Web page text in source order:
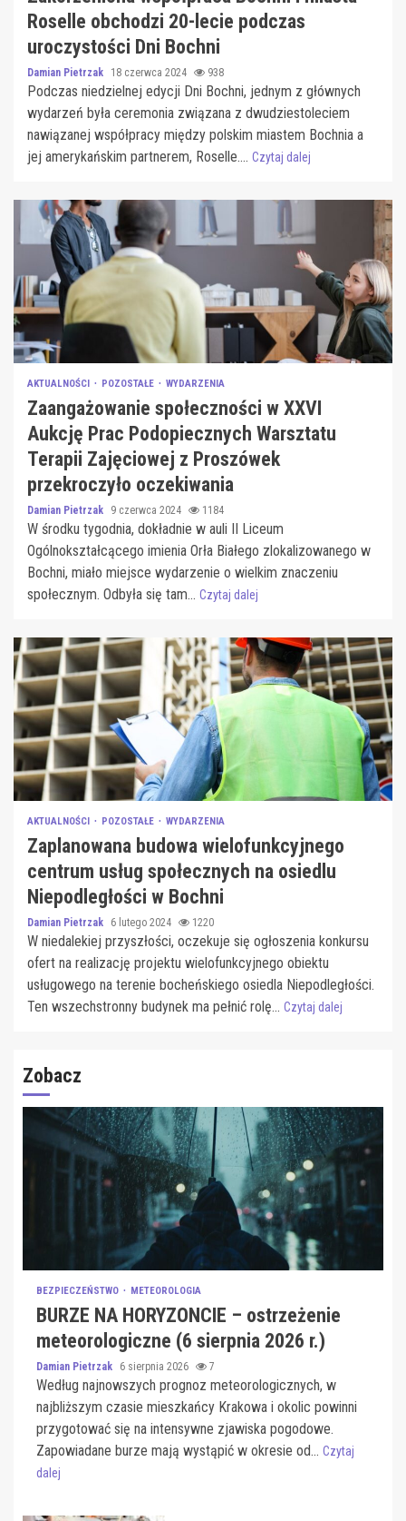
Roselle obchodzi 20-lecie podczas
uroczystości Dni Bochni
Damian Pietrzak 18 czerwca 2024 938
Podczas niedzielnej edycji Dni Bochni, jednym z głównych
wydarzeń była ceremonia związana z dwudziestoleciem
nawiązanej współpracy między polskim miastem Bochnia a
jej amerykańskim partnerem, Roselle.... Czytaj dalej
AKTUALNOŚCI POZOSTAŁE WYDARZENIA
Zaangażowanie społeczności w XXVI
Aukcję Prac Podopiecznych Warsztatu
Terapii Zajęciowej z Proszówek
przekroczyło oczekiwania
Damian Pietrzak 9 czerwca 2024 1184
W środku tygodnia, dokładnie w auli II Liceum
Ogólnokształcącego imienia Orła Białego zlokalizowanego w
Bochni, miało miejsce wydarzenie o wielkim znaczeniu
społecznym. Odbyła się tam... Czytaj dalej
AKTUALNOŚCI POZOSTAŁE WYDARZENIA
Zaplanowana budowa wielofunkcyjnego
centrum usług społecznych na osiedlu
Niepodległości w Bochni
Damian Pietrzak 6 lutego 2024 1220
W niedalekiej przyszłości, oczekuje się ogłoszenia konkursu
ofert na realizację projektu wielofunkcyjnego obiektu
usługowego na terenie bocheńskiego osiedla Niepodległości.
Ten wszechstronny budynek ma pełnić rolę... Czytaj dalej
Zobacz
BEZPIECZEŃSTWO METEOROLOGIA
BURZE NA HORYZONCIE – ostrzeżenie
meteorologiczne (6 sierpnia 2026 r.)
Damian Pietrzak 6 sierpnia 2026 7
Według najnowszych prognoz meteorologicznych, w
najbliższym czasie mieszkańcy Krakowa i okolic powinni
przygotować się na intensywne zjawiska pogodowe.
Zapowiadane burze mają wystąpić w okresie od... Czytaj
dalej